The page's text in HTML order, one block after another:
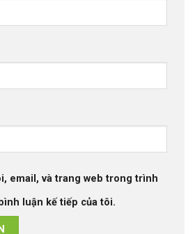
email, và trang web trong trình
luận kế tiếp của tôi.